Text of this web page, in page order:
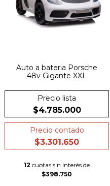
Auto a bateria Porsche
48v Gigante XXL
Precio lista
$4.785.000
Precio contado
$3.301.650
12 cuotas sin interés de
$398.750